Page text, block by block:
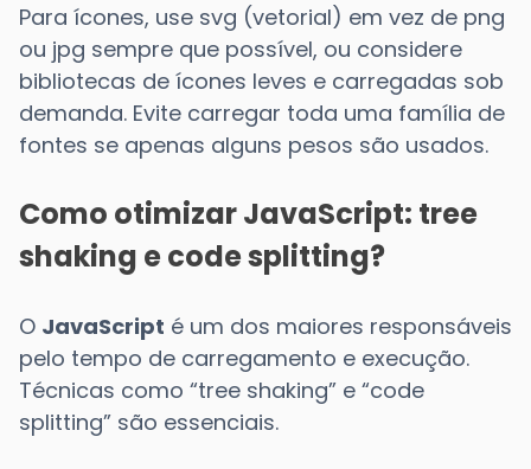
Para ícones, use svg (vetorial) em vez de png
ou jpg sempre que possível, ou considere
bibliotecas de ícones leves e carregadas sob
demanda. Evite carregar toda uma família de
fontes se apenas alguns pesos são usados.
Como otimizar JavaScript: tree
shaking e code splitting?
O JavaScript é um dos maiores responsáveis
pelo tempo de carregamento e execução.
Técnicas como “tree shaking” e “code
splitting” são essenciais.